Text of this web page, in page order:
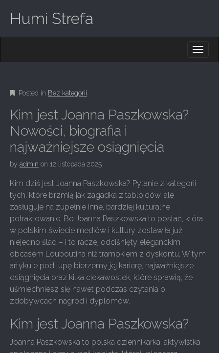
Humi Strefa
M
E
N
U
C
N
T
E
N
T
Posted in Bez kategorii
Kim jest Joanna Paszkowska?
Nowości, biografia i
najważniejsze osiągnięcia
by admin on 12 listopada 2025
Kim dziś jest Joanna Paszkowska? Pytanie z kategorii
tych, które brzmią jak zagadka z tabloidów, ale
zasługuje na zupełnie inne, bardziej kulturalne
potraktowanie. Bo Joanna Paszkowska to postać, która
w polskim świecie mediów i kultury zostawiła już
niejedno ślad – i to raczej odciśnięty eleganckim
obcasem Louboutina niż trampkiem z dyskontu. W tym
artykule pod lupę bierzemy jej karierę, najważniejsze
osiągnięcia oraz kilka ciekawostek, które sprawią, że
uśmiechniesz się nawet podczas czytania o
zdobywcach nagród i dyplomów.
Kim jest Joanna Paszkowska?
Joanna Paszkowska to polska dziennikarka, aktywistka